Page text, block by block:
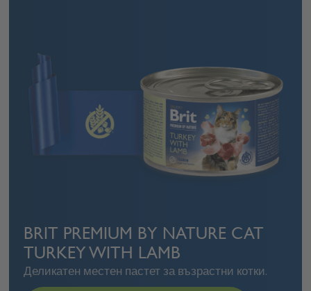
BRIT PREMIUM BY NATURE CAT
TURKEY WITH LAMB
Деликатен местен пастет за възрастни котки.